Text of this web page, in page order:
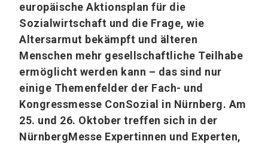
europäische Aktionsplan für die
Sozialwirtschaft und die Frage, wie
Altersarmut bekämpft und älteren
Menschen mehr gesellschaftliche Teilhabe
ermöglicht werden kann – das sind nur
einige Themenfelder der Fach- und
Kongressmesse ConSozial in Nürnberg. Am
25. und 26. Oktober treffen sich in der
NürnbergMesse Expertinnen und Experten,